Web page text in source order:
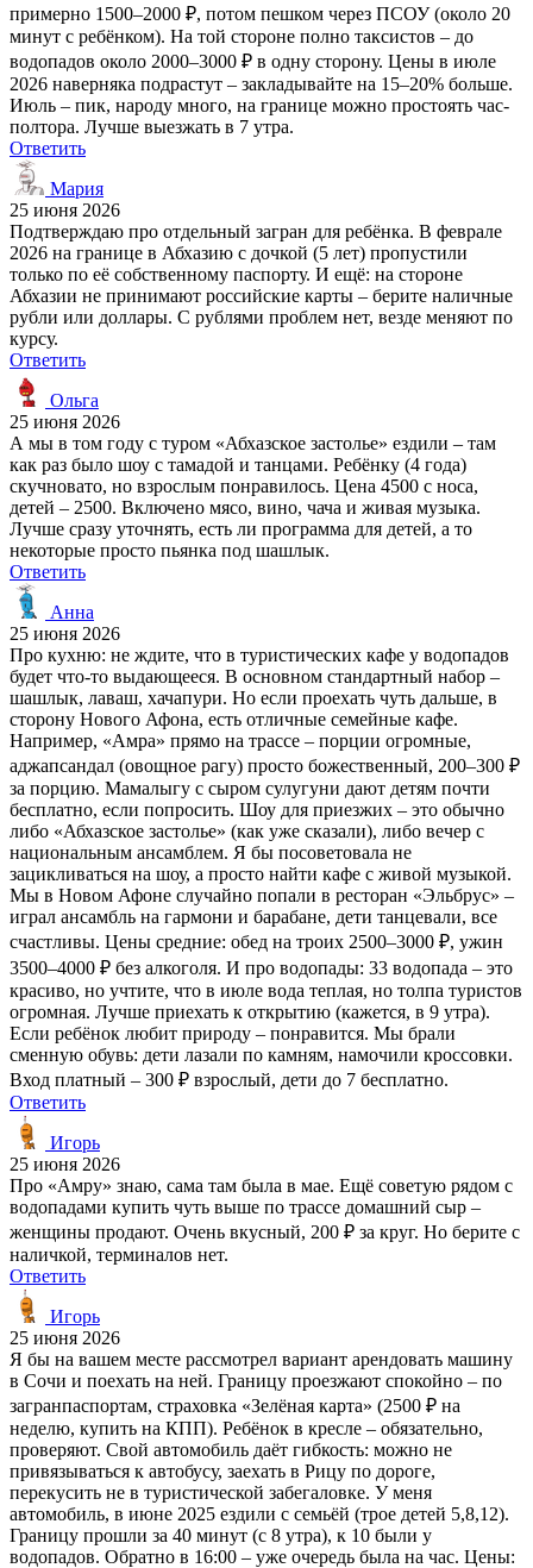
примерно 1500–2000 ₽, потом пешком через ПСОУ (около 20
минут с ребёнком). На той стороне полно таксистов – до
водопадов около 2000–3000 ₽ в одну сторону. Цены в июле
2026 наверняка подрастут – закладывайте на 15–20% больше.
Июль – пик, народу много, на границе можно простоять час-
полтора. Лучше выезжать в 7 утра.
Ответить
Мария
25 июня 2026
Подтверждаю про отдельный загран для ребёнка. В феврале
2026 на границе в Абхазию с дочкой (5 лет) пропустили
только по её собственному паспорту. И ещё: на стороне
Абхазии не принимают российские карты – берите наличные
рубли или доллары. С рублями проблем нет, везде меняют по
курсу.
Ответить
Ольга
25 июня 2026
А мы в том году с туром «Абхазское застолье» ездили – там
как раз было шоу с тамадой и танцами. Ребёнку (4 года)
скучновато, но взрослым понравилось. Цена 4500 с носа,
детей – 2500. Включено мясо, вино, чача и живая музыка.
Лучше сразу уточнять, есть ли программа для детей, а то
некоторые просто пьянка под шашлык.
Ответить
Анна
25 июня 2026
Про кухню: не ждите, что в туристических кафе у водопадов
будет что-то выдающееся. В основном стандартный набор –
шашлык, лаваш, хачапури. Но если проехать чуть дальше, в
сторону Нового Афона, есть отличные семейные кафе.
Например, «Амра» прямо на трассе – порции огромные,
аджапсандал (овощное рагу) просто божественный, 200–300 ₽
за порцию. Мамалыгу с сыром сулугуни дают детям почти
бесплатно, если попросить. Шоу для приезжих – это обычно
либо «Абхазское застолье» (как уже сказали), либо вечер с
национальным ансамблем. Я бы посоветовала не
зацикливаться на шоу, а просто найти кафе с живой музыкой.
Мы в Новом Афоне случайно попали в ресторан «Эльбрус» –
играл ансамбль на гармони и барабане, дети танцевали, все
счастливы. Цены средние: обед на троих 2500–3000 ₽, ужин
3500–4000 ₽ без алкоголя. И про водопады: 33 водопада – это
красиво, но учтите, что в июле вода теплая, но толпа туристов
огромная. Лучше приехать к открытию (кажется, в 9 утра).
Если ребёнок любит природу – понравится. Мы брали
сменную обувь: дети лазали по камням, намочили кроссовки.
Вход платный – 300 ₽ взрослый, дети до 7 бесплатно.
Ответить
Игорь
25 июня 2026
Про «Амру» знаю, сама там была в мае. Ещё советую рядом с
водопадами купить чуть выше по трассе домашний сыр –
женщины продают. Очень вкусный, 200 ₽ за круг. Но берите с
наличкой, терминалов нет.
Ответить
Игорь
25 июня 2026
Я бы на вашем месте рассмотрел вариант арендовать машину
в Сочи и поехать на ней. Границу проезжают спокойно – по
загранпаспортам, страховка «Зелёная карта» (2500 ₽ на
неделю, купить на КПП). Ребёнок в кресле – обязательно,
проверяют. Свой автомобиль даёт гибкость: можно не
привязываться к автобусу, заехать в Рицу по дороге,
перекусить не в туристической забегаловке. У меня
автомобиль, в июне 2025 ездили с семьёй (трое детей 5,8,12).
Границу прошли за 40 минут (с 8 утра), к 10 были у
водопадов. Обратно в 16:00 – уже очередь была на час. Цены: